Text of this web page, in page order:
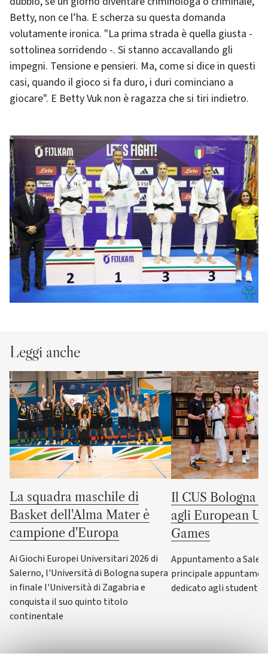
Betty, non ce l’ha. E scherza su questa domanda
volutamente ironica. "La prima strada è quella giusta -
sottolinea sorridendo -. Si stanno accavallando gli
impegni. Tensione e pensieri. Ma, come si dice in questi
casi, quando il gioco si fa duro, i duri cominciano a
giocare". E Betty Vuk non è ragazza che si tiri indietro.
Leggi anche
La squadra maschile di
Basket dell'Alma Mater è
campione d'Europa
Ai Giochi Europei Universitari 2026 di
Salerno, l'Università di Bologna supera
in finale l'Università di Zagabria e
conquista il suo quinto titolo
continentale
Il CUS Bologna
agli European
Games
Appuntamento a
principale
dedicato agli